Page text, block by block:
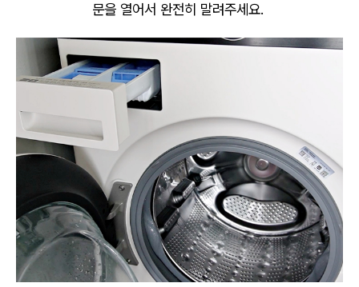
문을 열어서 완전히 말려주세요.